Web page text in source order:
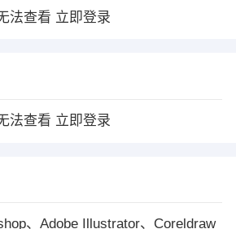
法查看 立即登录
法查看 立即登录
、Adobe Illustrator、Coreldraw